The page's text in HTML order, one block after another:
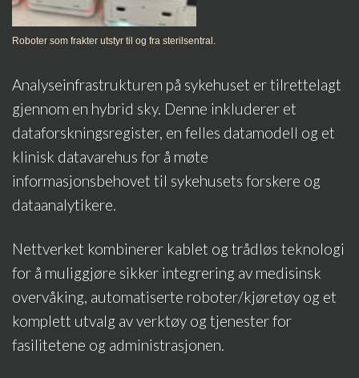
Roboter som frakter utstyr til og fra sterilsentral.
Analyseinfrastrukturen på sykehuset er tilrettelagt
gjennom en hybrid sky. Denne inkluderer et
dataforskningsregister, en felles datamodell og et
klinisk datavarehus for å møte
informasjonsbehovet til sykehusets forskere og
dataanalytikere.
Nettverket kombinerer kablet og trådløs teknologi
for å muliggjøre sikker integrering av medisinsk
overvåking, automatiserte roboter/kjøretøy og et
komplett utvalg av verktøy og tjenester for
fasilitetene og administrasjonen.